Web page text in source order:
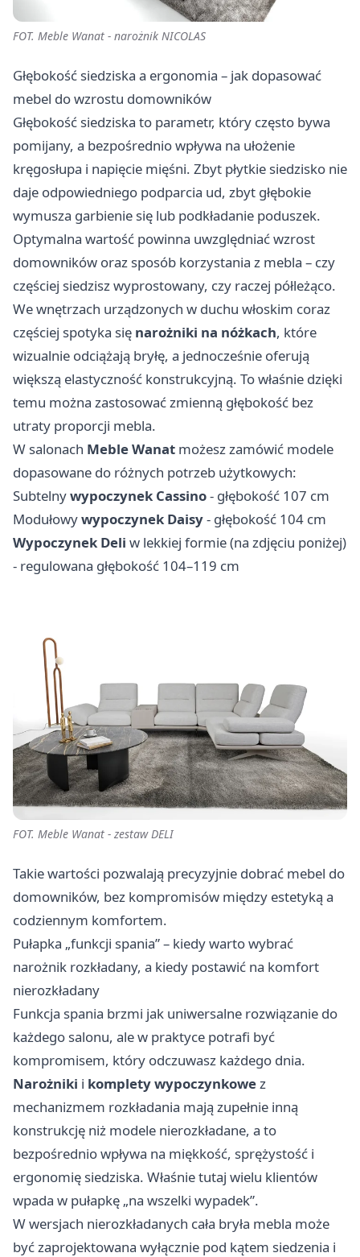
FOT. Meble Wanat - narożnik NICOLAS
Głębokość siedziska a ergonomia – jak dopasować
mebel do wzrostu domowników
Głębokość siedziska to parametr, który często bywa
pomijany, a bezpośrednio wpływa na ułożenie
kręgosłupa i napięcie mięśni. Zbyt płytkie siedzisko nie
daje odpowiedniego podparcia ud, zbyt głębokie
wymusza garbienie się lub podkładanie poduszek.
Optymalna wartość powinna uwzględniać wzrost
domowników oraz sposób korzystania z mebla – czy
częściej siedzisz wyprostowany, czy raczej półleżąco.
We wnętrzach urządzonych w duchu włoskim coraz
częściej spotyka się narożniki na nóżkach, które
wizualnie odciążają bryłę, a jednocześnie oferują
większą elastyczność konstrukcyjną. To właśnie dzięki
temu można zastosować zmienną głębokość bez
utraty proporcji mebla.
W salonach Meble Wanat możesz zamówić modele
dopasowane do różnych potrzeb użytkowych:
Subtelnywypoczynek Cassino- głębokość 107 cm
Modułowywypoczynek Daisy- głębokość 104 cm
Wypoczynek Deli w lekkiej formie (na zdjęciu poniżej)
- regulowana głębokość 104–119 cm
FOT. Meble Wanat - zestaw DELI
Takie wartości pozwalają precyzyjnie dobrać mebel do
domowników, bez kompromisów między estetyką a
codziennym komfortem.
Pułapka „funkcji spania” – kiedy warto wybrać
narożnik rozkładany, a kiedy postawić na komfort
nierozkładany
Funkcja spania brzmi jak uniwersalne rozwiązanie do
każdego salonu, ale w praktyce potrafi być
kompromisem, który odczuwasz każdego dnia.
Narożniki i komplety wypoczynkowez
mechanizmem rozkładania mają zupełnie inną
konstrukcję niż modele nierozkładane, a to
bezpośrednio wpływa na miękkość, sprężystość i
ergonomię siedziska. Właśnie tutaj wielu klientów
wpada w pułapkę „na wszelki wypadek”.
W wersjach nierozkładanych cała bryła mebla może
być zaprojektowana wyłącznie pod kątem siedzenia i